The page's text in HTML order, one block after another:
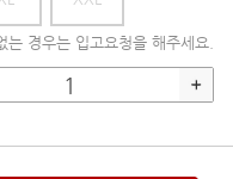
는 경우는 입고요청을 해주세요.